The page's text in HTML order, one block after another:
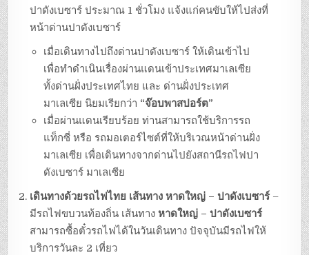
ปาดังเบซาร์ ประมาณ 1 ชั่วโมง แจ้งแก่คนขับให้ไปส่งที่
หน้าด่านปาดังเบซาร์
เมื่อเดินทางไปถึงด่านปาดังเบซาร์ ให้เดินเข้าไป
เพื่อทำดำเนินเรื่องผ่านแดนเข้าประเทศมาเลเซีย
ทั้งด่านฝั่งประเทศไทย และ ด่านฝั่งประเทศ
มาเลเซีย นิยมเรียกว่า “จ๊อบพาสปอร์ต”
เมื่อผ่านแดนเรียบร้อย ท่านสามารถใช้บริการรถ
แท็กซี่ หรือ รถมอเตอร์ไซต์ที่ให้บริเวณหน้าด่านฝั่ง
มาเลเซีย เพื่อเดินทางจากด่านไปยังสถานีรถไฟปา
ดังเบซาร์ มาเลเซีย
เดินทางด้วยรถไฟไทย เส้นทาง หาดใหญ่ – ปาดังเบซาร์–
มีรถไฟขบวนท้องถิ่น เส้นทางหาดใหญ่ – ปาดังเบซาร์
สามารถซื้อตั๋วรถไฟได้ในวันเดินทาง ปัจจุบันมีรถไฟให้
บริการวันละ 2 เที่ยว